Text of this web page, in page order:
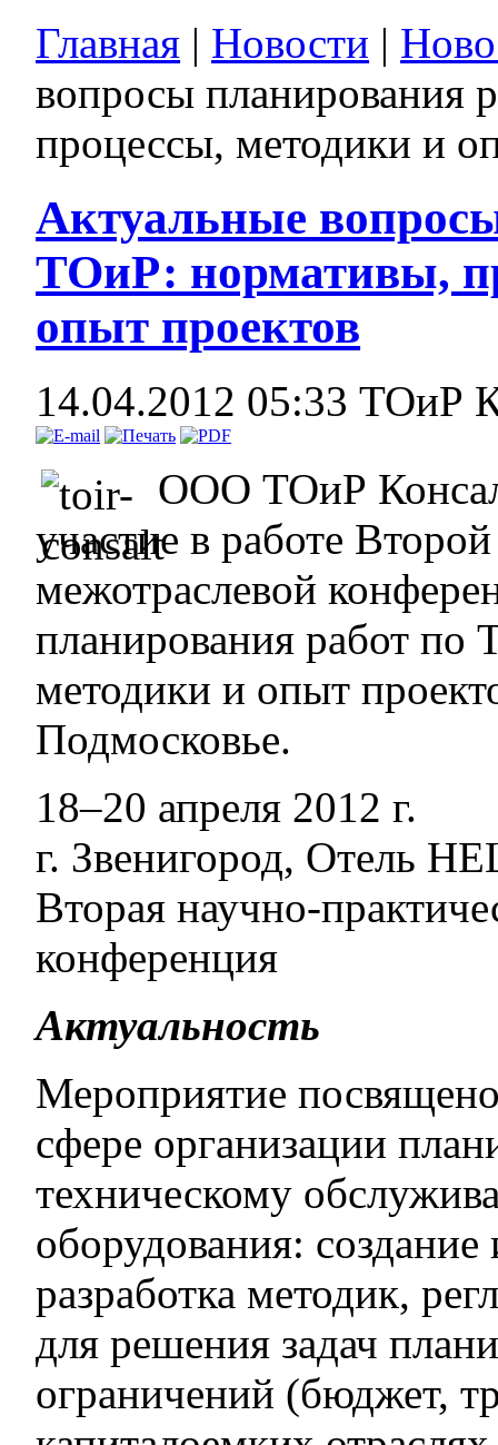
Главная | Новости |
вопросы планирования
процессы, методики и
Актуальные
ТОиР: нормативы,
опыт проектов
14.04.2012 05:33ТОиР
ООО ТОиР
участие в работе
межотраслевой
планирования работ
методики и опыт
Подмосковье.
18–20 апреля 2012 г.
г. Звенигород, Отель
Вторая научно-
конференция
Актуальность
Мероприятие
сфере организации
техническому
оборудования:
разработка методик,
для решения задач
ограничений (бюджет,